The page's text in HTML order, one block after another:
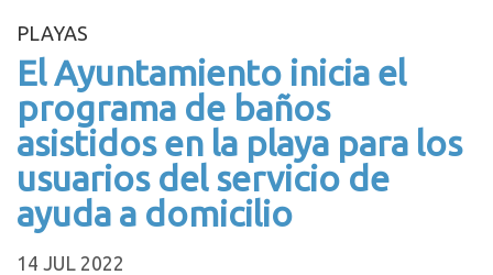
PLAYAS
El Ayuntamiento inicia el
programa de baños
asistidos en la playa para los
usuarios del servicio de
ayuda a domicilio
14 JUL 2022